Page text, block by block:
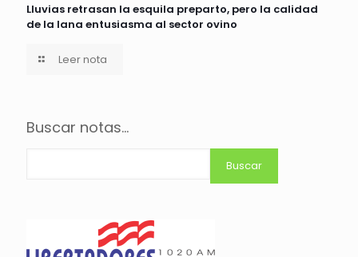
Lluvias retrasan la esquila preparto, pero la calidad
de la lana entusiasma al sector ovino
Leer nota
Buscar notas...
Buscar